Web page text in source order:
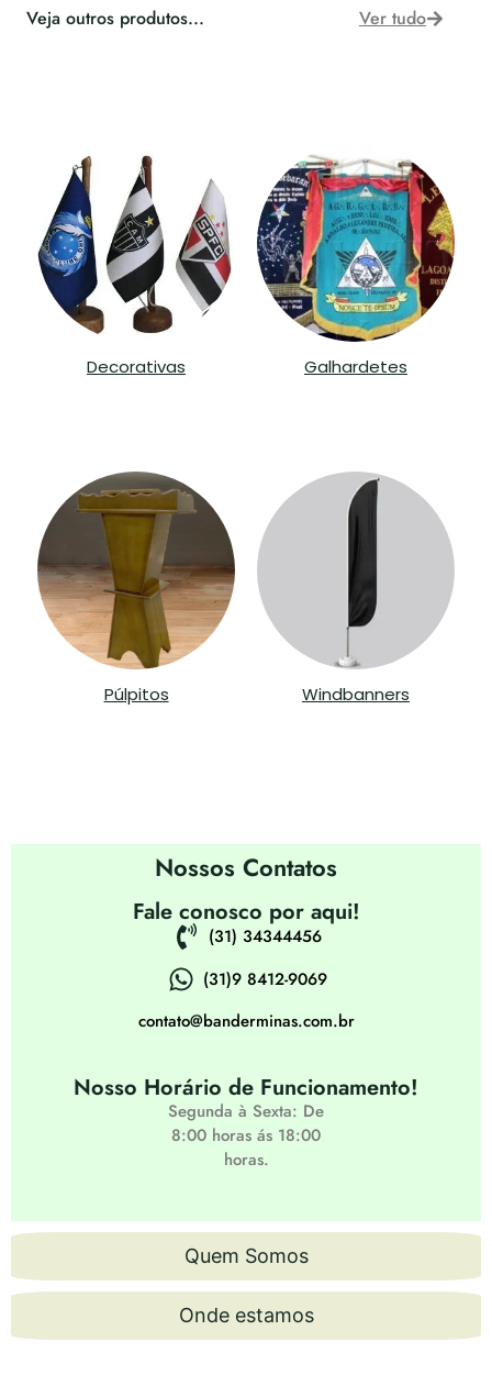
Veja outros produtos... Ver tudo
Decorativas Galhardetes
Púlpitos Windbanners
Quem Somos
Onde estamos
Nossos Contatos
Fale conosco por aqui!
(31) 34344456
(31)9 8412-9069
contato@banderminas.com.br
Nosso Horário de Funcionamento!
Segunda à Sexta: De
8:00 horas ás 18:00
horas.